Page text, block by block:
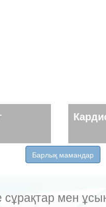
Барлық мамандар
сұрақтар мен